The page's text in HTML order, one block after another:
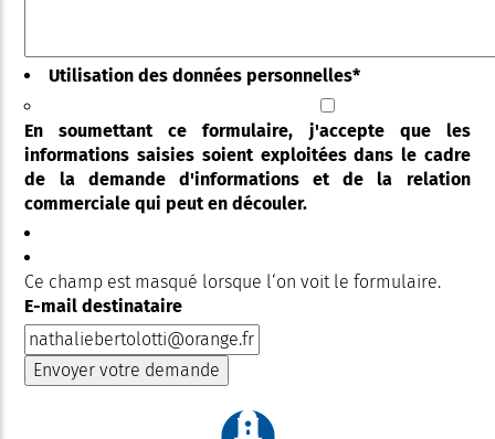
Utilisation des données personnelles*
En soumettant ce formulaire, j'accepte que les
informations saisies soient exploitées dans le cadre
de la demande d'informations et de la relation
commerciale qui peut en découler.
Ce champ est masqué lorsque l‘on voit le formulaire.
E-mail destinataire